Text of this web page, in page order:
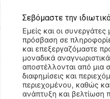
Σεβόμαστε την
Εμείς και οι
πρόσβαση σε
και επεξεργαζόμαστε
μοναδικά
αποστέλλονται από μια
διαφημίσεις και
περιεχομένου, καθώς
ανάπτυξη και βελτίωση